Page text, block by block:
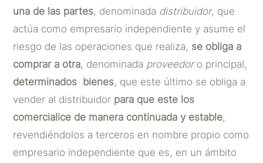
una de las partes, denominada distribuidor, que
actúa como empresario independiente y asume el
riesgo de las operaciones que realiza, se obliga a
comprar a otra, denominada proveedor o principal,
determinados bienes, que este último se obliga a
vender al distribuidor para que este los
comercialice de manera continuada y estable,
revendiéndolos a terceros en nombre propio como
empresario independiente que es, en un ámbito